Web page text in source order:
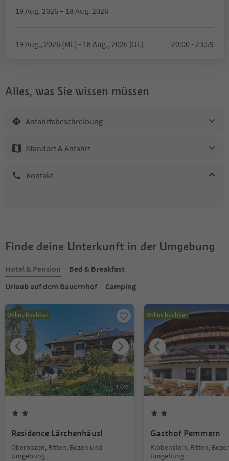
19 Aug. 2026 – 18 Aug. 2026
19 Aug., 2026 (Mi.) - 18 Aug., 2026 (Di.) 20:00 - 23:59
Alles, was Sie wissen müssen
Anfahrtsbeschreibung
Standort & Anfahrt
Kontakt
Finde deine Unterkunft in der Umgebung
Hotel & Pension
Bed & Breakfast
Urlaub auf dem Bauernhof
Camping
Online buchbar
1/26
Residence Lärchenhäusl
Oberbozen, Ritten, Bozen und
Umgebung
Online buchbar
Gasthof Pemmern
Klobenstein, Ritten,
Umgebung